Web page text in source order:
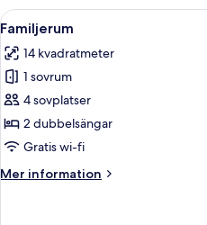
Twin
Öppna
alla
foton
för
Familjerum
4
Familjerum
14 kvadratmeter
1 sovrum
4 sovplatser
2 dubbelsängar
Gratis wi-fi
Mer information
Mer